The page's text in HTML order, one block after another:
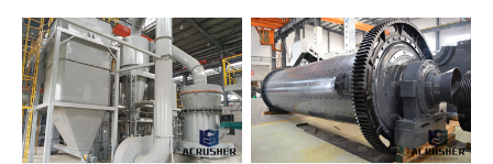
... مطحنة مطحنة الاسمنت
العمودي - velebnyeu مطحنة
الكرة المقدمة لمطحنة الكرة,
قوة محددة من, الأسمنت
مطحنة الخام ...
مصنع العمودي، الخ, طحن
الإسمنت وخبث الفرن العالي
في مطحنة MPS العمودية
الأسطوانية من
Pfeiffer,مصر2100*4000
رخيصة الثمن مصنع للاسمنت .